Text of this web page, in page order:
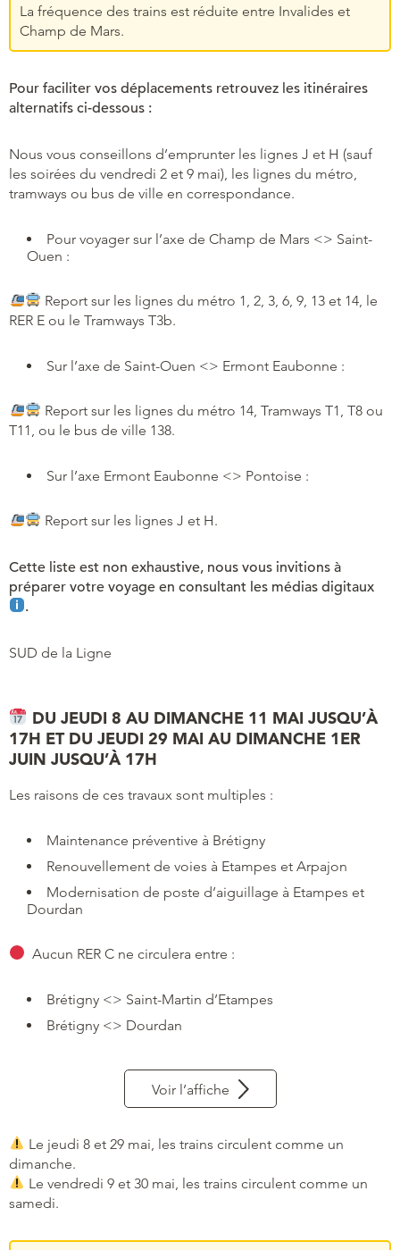
La fréquence des trains est réduite entre Invalides et
Champ de Mars.
Pour faciliter vos déplacements retrouvez les itinéraires
alternatifs ci-dessous :
Nous vous conseillons d’emprunter les lignes J et H (sauf
les soirées du vendredi 2 et 9 mai), les lignes du métro,
tramways ou bus de ville en correspondance.
Pour voyager sur l’axe de Champ de Mars <> Saint-
Ouen :
Report sur les lignes du métro 1, 2, 3, 6, 9, 13 et 14, le
RER E ou le Tramways T3b.
Sur l’axe de Saint-Ouen <> Ermont Eaubonne :
Report sur les lignes du métro 14, Tramways T1, T8 ou
T11, ou le bus de ville 138.
Sur l’axe Ermont Eaubonne <> Pontoise :
Report sur les lignes J et H.
Cette liste est non exhaustive, nous vous invitions à
préparer votre voyage en consultant les médias digitaux
.
SUD de la Ligne
DU JEUDI 8 AU DIMANCHE 11 MAI JUSQU’À
17H ET DU JEUDI 29 MAI AU DIMANCHE 1ER
JUIN JUSQU’À 17H
Les raisons de ces travaux sont multiples :
Maintenance préventive à Brétigny
Renouvellement de voies à Etampes et Arpajon
Modernisation de poste d’aiguillage à Etampes et
Dourdan
Aucun RER C ne circulera entre :
Brétigny <> Saint-Martin d’Etampes
Brétigny <> Dourdan
Voir l’affiche
Le jeudi 8 et 29 mai, les trains circulent comme un
dimanche.
Le vendredi 9 et 30 mai, les trains circulent comme un
samedi.